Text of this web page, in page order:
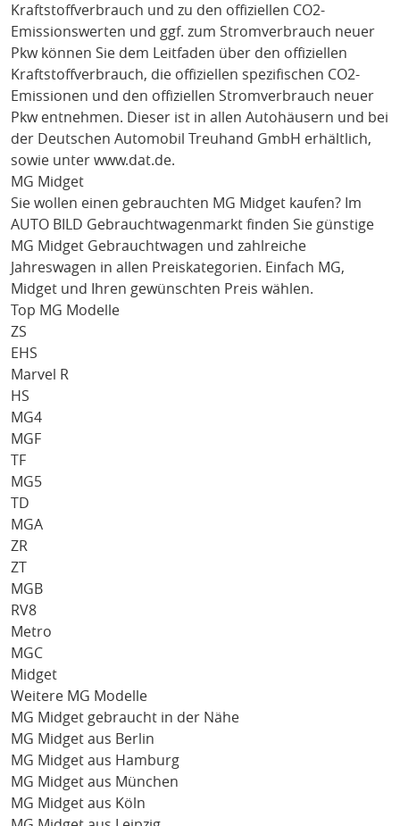
Kraftstoffverbrauch und zu den offiziellen CO2-
Emissionswerten und ggf. zum Stromverbrauch neuer
Pkw können Sie dem Leitfaden über den offiziellen
Kraftstoffverbrauch, die offiziellen spezifischen CO2-
Emissionen und den offiziellen Stromverbrauch neuer
Pkw entnehmen. Dieser ist in allen Autohäusern und bei
der Deutschen Automobil Treuhand GmbH erhältlich,
sowie unter www.dat.de.
MG Midget
Sie wollen einen gebrauchten MG Midget kaufen? Im
AUTO BILD Gebrauchtwagenmarkt finden Sie günstige
MG Midget Gebrauchtwagen und zahlreiche
Jahreswagen in allen Preiskategorien. Einfach MG,
Midget und Ihren gewünschten Preis wählen.
Top MG Modelle
ZS
EHS
Marvel R
HS
MG4
MGF
TF
MG5
TD
MGA
ZR
ZT
MGB
RV8
Metro
MGC
Midget
Weitere MG Modelle
MG Midget gebraucht in der Nähe
MG Midget aus Berlin
MG Midget aus Hamburg
MG Midget aus München
MG Midget aus Köln